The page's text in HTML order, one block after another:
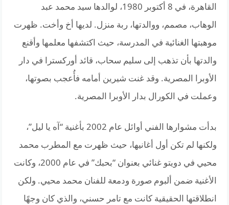
القاهرة، في 8 أكتوبر 1980، لوالدها سيد محمد عبد
الوهاب، مصمم، ووالدتها، ربة منزل. لديها أخ وأخت. ظهرت
موهبتها الغنائية في المدرسة، حيث اكتشفها معلمها وأقنع
والدتها بأن تذهب إلى سليم سحاب، قائد أوركسترا في دار
الأوبرا المصرية. وقد غنت شيرين أمامه فأُعجب بصوتها،
وعملت في الكورال بدار الأوبرا المصرية.
بدأت مشوارها الفني أوائل عام 2002 بأغنية “آه يا ليل”،
ولكنها لم تكن أول أغانيها، حيث ظهرت مع المطرب محمد
محيي في دويتو غنائي بعنوان “بحبك” في عام 2000، وكانت
الأغنية ضمن ألبوم صورة ودمعة للفنان محمد محيي. ولكن
انطلاقتها الحقيقية كانت مع تامر حسني، والذي كان وجهًا